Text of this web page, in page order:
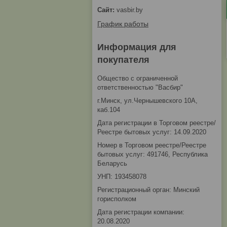
vasbir.by
График работы
Информация для
покупателя
Общество с ограниченной
ответственностью "Васбир"
г.Минск, ул.Чернышевского 10А,
каб.104
Дата регистрации в Торговом реестре/
Реестре бытовых услуг: 14.09.2020
Номер в Торговом реестре/Реестре
бытовых услуг: 491746, Республика
Беларусь
УНП: 193458078
Регистрационный орган: Минский
горисполком
Дата регистрации компании:
20.08.2020